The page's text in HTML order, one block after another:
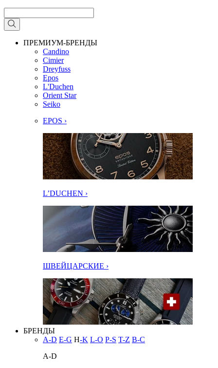
ПРЕМИУМ-БРЕНДЫ
Candino
Cimier
Dreyfuss
Epos
L'Duchen
Orient Star
Seiko
EPOS ›
L’DUCHEN ›
ШВЕЙЦАРСКИЕ ›
БРЕНДЫ
A-D E-G H-K L-O P-S T-Z В-С
A-D